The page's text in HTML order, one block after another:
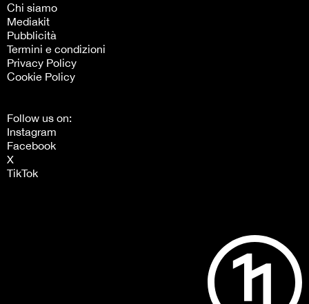
Chi siamo
Mediakit
Pubblicità
Termini e condizioni
Privacy Policy
Cookie Policy
Follow us on:
Instagram
Facebook
X
TikTok